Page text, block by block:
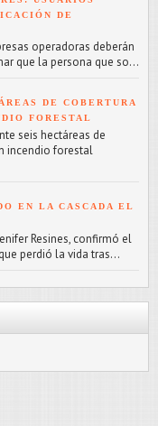
DE
operadoras deberán
que la persona que so...
DE COBERTURA
FORESTAL
seis hectáreas de
incendio forestal
EN LA CASCADA EL
Resines, confirmó el
perdió la vida tras...